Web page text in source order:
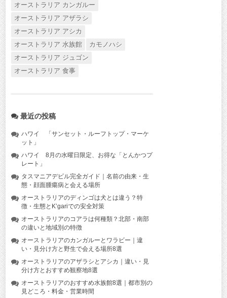
オーストラリア カンガルー
オーストラリア アザラシ
オーストラリア アシカ
オーストラリア 水族館
カモノハシ
オーストラリア ジュゴン
オーストラリア 食事
最近の投稿
ハワイ 「サンセット・ルーフトップ・マーケ
ット」
ハワイ 8月の水曜日限定、お得な「とんかつプ
レート」
タスマニアデビル完全ガイド｜名前の由来・生
態・顔面腫瘍病と会える場所
オーストラリアのディンゴは犬とは違う？特
徴・生態とK’gariでの安全対策
オーストラリアのコアラは何種類？北部・南部
の違いと地域別の特徴
オーストラリアのカンガルーとワラビー｜違
い・見分け方と野生で会える場所8選
オーストラリアのアザラシとアシカ｜違い・見
分け方とおすすめ観察地8選
オーストラリアのおすすめ水族館8選｜都市別の
見どころ・料金・営業時間